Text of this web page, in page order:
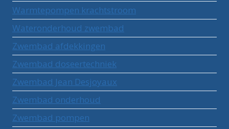
Warmtepompen krachtstroom
Wateronderhoud zwembad
Zwembad afdekkingen
Zwembad doseertechniek
Zwembad Jean Desjoyaux
Zwembad onderhoud
Zwembad pompen